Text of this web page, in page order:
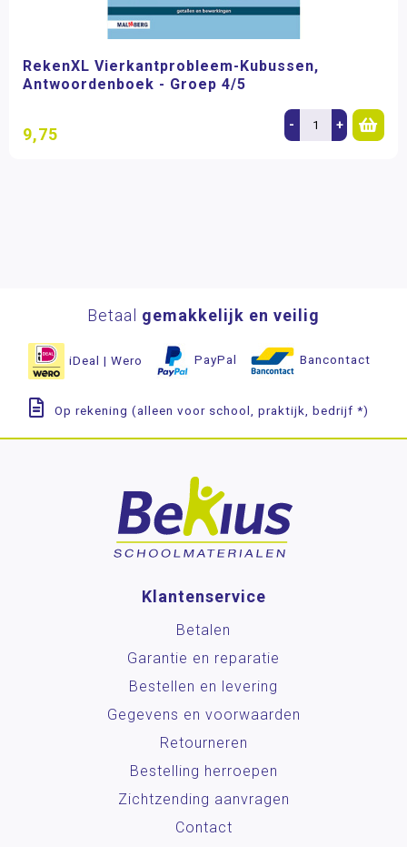
RekenXL Vierkantprobleem-Kubussen,
Antwoordenboek - Groep 4/5
9,75 - +
Betaal gemakkelijk en veilig
iDeal | Wero PayPal Bancontact
Op rekening (alleen voor school, praktijk, bedrijf *)
Klantenservice
Betalen
Garantie en reparatie
Bestellen en levering
Gegevens en voorwaarden
Retourneren
Bestelling herroepen
Zichtzending aanvragen
Contact